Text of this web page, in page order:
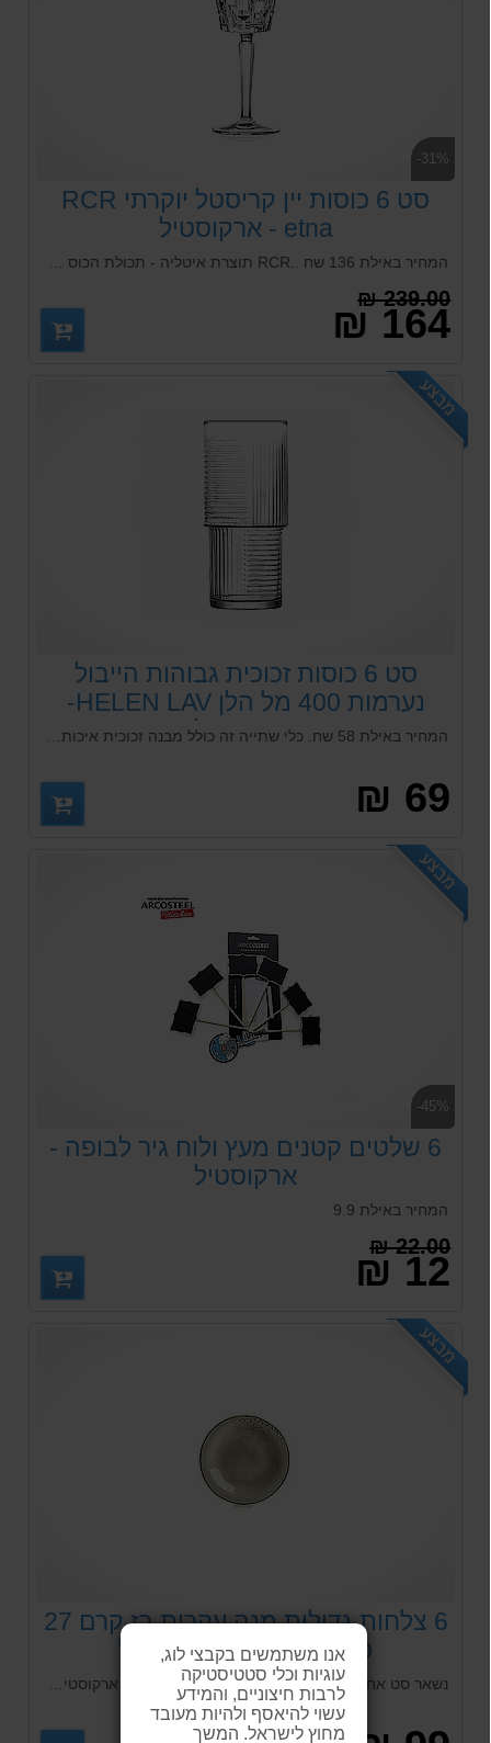
אנו משתמשים בקבצי לוג,
עוגיות וכלי סטטיסטיקה
לרבות חיצוניים, והמידע
עשוי להיאסף ולהיות מעובד
מחוץ לישראל. המשך
-31%
סט 6 כוסות יין קריסטל יוקרתי RCR
etna - ארקוסטיל
239.00 ₪
164 ₪
מבצע
סט 6 כוסות זכוכית גבוהות הייבול
נערמות 400 מל הלן HELEN LAV-
ארקוסטיל
69 ₪
מבצע
-45%
6 שלטים קטנים מעץ ולוח גיר לבופה -
ארקוסטיל
המחיר באילת 9.9
22.00 ₪
12 ₪
מבצע
6 צלחות גדולות מנה עקרית בז קרם 27
סמ ריאקטיב - ארקוסטיל